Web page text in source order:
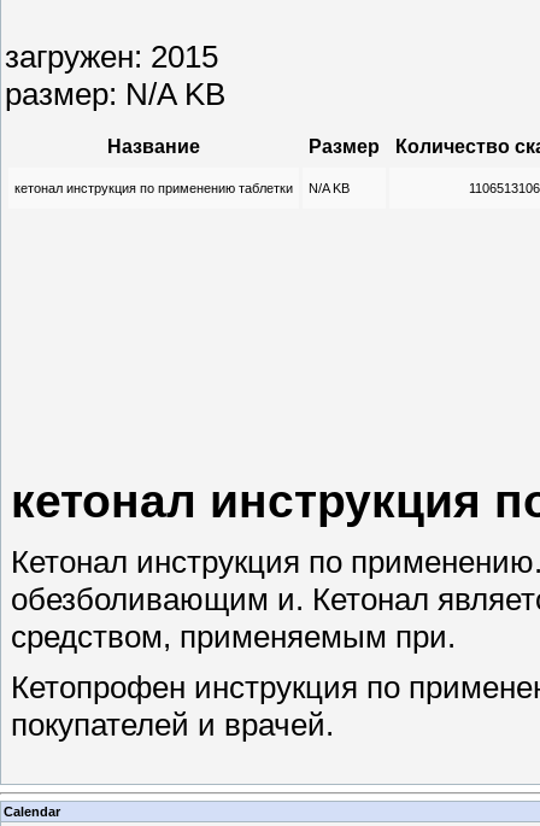
загружен: 2015
размер: N/A KB
Название Размер Количество
кетонал инструкция по применению таблетки N/A KB
кетонал инструкция
Кетонал инструкция по
обезболивающим и. Кетонал
средством, применяемым при.
Кетопрофен инструкция по
покупателей и врачей.
Calendar